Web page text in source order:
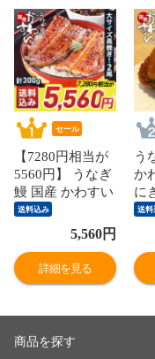
セール
【7280円相当が
5560円】 うなぎ
鰻 国産 かわすい
2尾入り(合計
300g) 大サイズ
送料無料 ウナギ
蒲焼き 食品 ギフ
ト 誕生日プレゼ
お取り寄せ グル
メ 海鮮 人気 お
すすめ お中元 御
送料込み
5,560円
詳細を見る
う
か
に
ト
ギ
レ
親
お
送料
商品を探す